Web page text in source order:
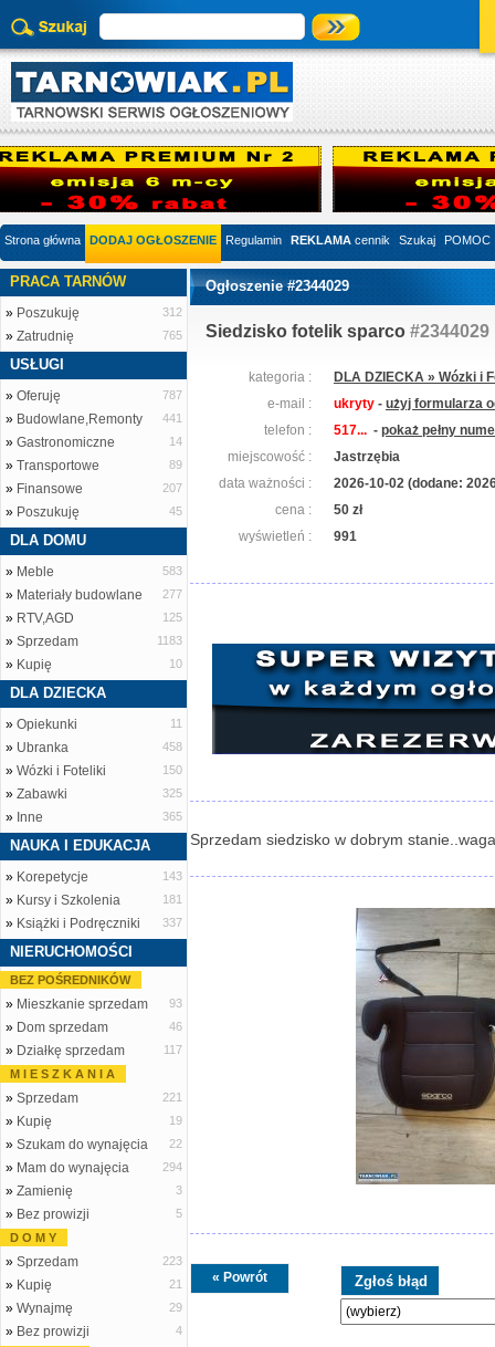
Strona główna DODAJ OGŁOSZENIE Regulamin REKLAMA cennik Szukaj POMOC
PRACA TARNÓW
» Poszukuję 312
» Zatrudnię 765
USŁUGI
» Oferuję 787
» Budowlane,Remonty 441
» Gastronomiczne 14
» Transportowe 89
» Finansowe 207
» Poszukuję 45
DLA DOMU
» Meble 583
» Materiały budowlane 277
» RTV,AGD 125
» Sprzedam 1183
» Kupię 10
DLA DZIECKA
» Opiekunki 11
» Ubranka 458
» Wózki i Foteliki 150
» Zabawki 325
» Inne 365
NAUKA I EDUKACJA
» Korepetycje 143
» Kursy i Szkolenia 181
» Książki i Podręczniki 337
NIERUCHOMOŚCI
BEZ POŚREDNIKÓW
» Mieszkanie sprzedam 93
» Dom sprzedam 46
» Działkę sprzedam
117
M I E S Z K A N I A
» Sprzedam 221
» Kupię 19
» Szukam do wynajęcia 22
» Mam do wynajęcia 294
» Zamienię 3
» Bez prowizji
5
D O M Y
» Sprzedam 223
» Kupię 21
» Wynajmę 29
» Bez prowizji
4
Ogłoszenie #2344029
Siedzisko fotelik sparco #2344029
kategoria :
DLA DZIECKA » Wózki i
e-mail :
ukryty - użyj formularza
telefon :
517... - pokaż pełny
miejscowość :
Jastrzębia
data ważności :
2026-10-02 (dodane:
cena :
50 zł
wyświetleń :
991
Sprzedam siedzisko w dobrym
« Powrót